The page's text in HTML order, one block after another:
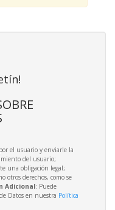
el usuario y enviarle la
del usuario;
una obligación legal;
otros derechos, como se
Adicional: Puede
Datos en nuestra Política